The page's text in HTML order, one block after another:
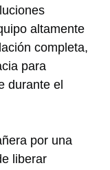
altamente
completa,
para
durante el
por una
liberar